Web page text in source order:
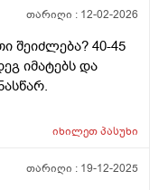
თარიღი : 12-02-2026
შეიძლება? 40-45
იმატებს და
იხილეთპასუხი
თარიღი : 19-12-2025